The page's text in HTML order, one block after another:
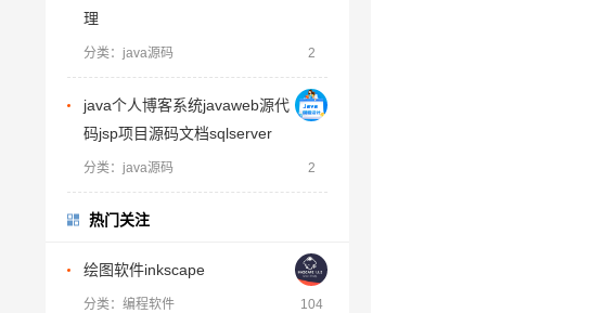
理
分类：java源码 2
java个人博客系统javaweb源代
码jsp项目源码文档sqlserver
分类：java源码 2
热门关注
绘图软件inkscape
分类：编程软件 104